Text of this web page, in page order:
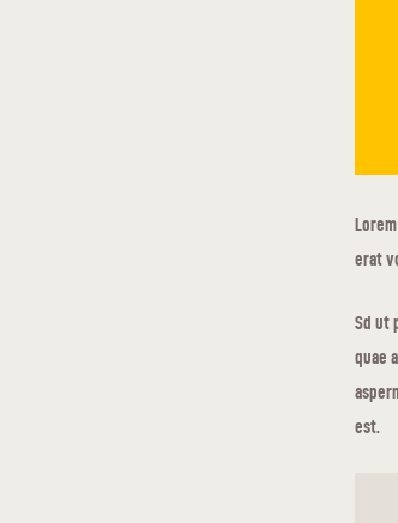
erat
Sd ut
quae
est.